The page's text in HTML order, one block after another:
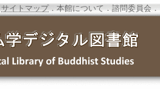
サイトマップ．本館について ．諮問委員会 ．